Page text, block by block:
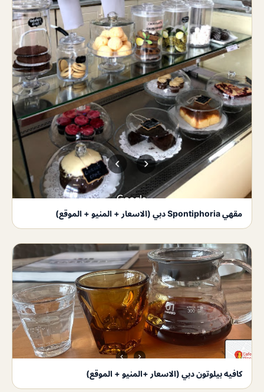
مقهي Spontiphoria دبي (الاسعار + المنيو + الموقع)
كافيه بيلوتون دبي (الاسعار +المنيو + الموقع)